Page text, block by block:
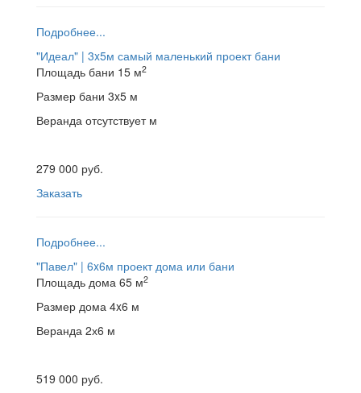
Подробнее...
"Идеал" | 3x5м самый маленький проект бани
Площадь бани 15 м2
Размер бани 3x5 м
Веранда отсутствует м
279 000 руб.
Заказать
Подробнее...
"Павел" | 6x6м проект дома или бани
Площадь дома 65 м2
Размер дома 4x6 м
Веранда 2х6 м
519 000 руб.